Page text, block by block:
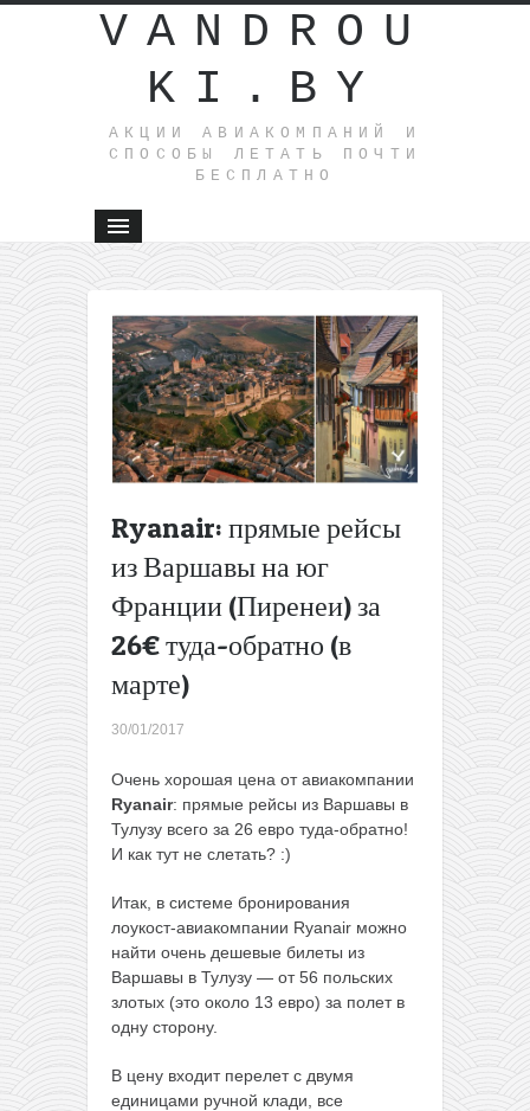
VANDROU
KI.BY
АКЦИИ АВИАКОМПАНИЙ И
СПОСОБЫ ЛЕТАТЬ ПОЧТИ
БЕСПЛАТНО
Ryanair: прямые рейсы
из Варшавы на юг
Франции (Пиренеи) за
26€ туда-обратно (в
марте)
30/01/2017
Очень хорошая цена от авиакомпании
Ryanair: прямые рейсы из Варшавы в
Тулузу всего за 26 евро туда-обратно!
И как тут не слетать? :)
Итак, в системе бронирования
лоукост-авиакомпании Ryanair можно
найти очень дешевые билеты из
Варшавы в Тулузу — от 56 польских
злотых (это около 13 евро) за полет в
одну сторону.
В цену входит перелет с двумя
единицами ручной клади, все
Аренда
авто на
неделю в
Испании
или
от Vueling: 1
Европе за